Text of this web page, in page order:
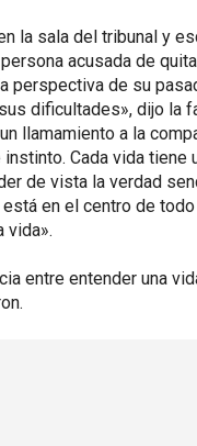
la sala del tribunal y
acusada de
perspectiva de su
dificultades», dijo la
llamamiento a la
Cada vida tiene
de vista la verdad
en el centro de
vida».
entre entender una